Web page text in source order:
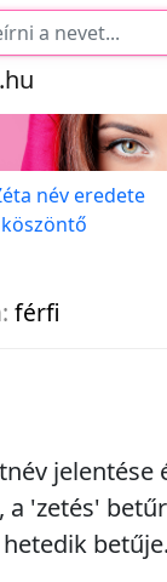
név eredete
férfi
jelentése
a 'zetés'
betűje.